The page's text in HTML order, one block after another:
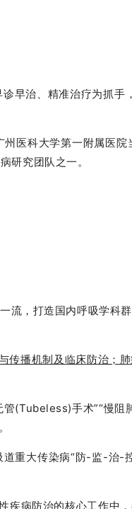
早治、精准治疗为抓手
医科大学第一附属医
研究团队之一。
，打造国内呼吸学科
传播机制及临床防治；
(Tubeless)手术”“慢
重大传染病“防-监-治-
病防治的核心工作中